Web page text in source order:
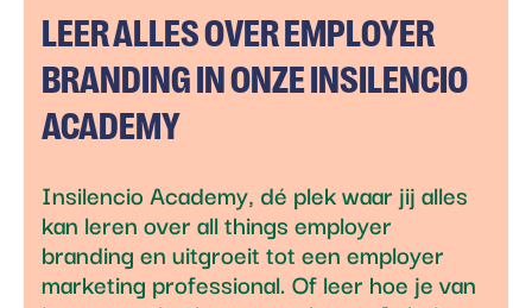
LEER ALLES OVER EMPLOYER
BRANDING IN ONZE INSILENCIO
ACADEMY
Insilencio Academy, dé plek waar jij alles
kan leren over all things employer
branding en uitgroeit tot een employer
marketing professional. Of leer hoe je van